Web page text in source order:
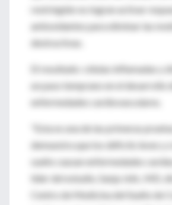
restringido no logran activar
antioxidantes para eliminar las
destructivas.
El resultado: células inflamadas y
un paso temprano en el desarrollo
enfermedades cardiovasculares.
"Esta es una de las primeras
demuestra que los déficits leves y
sueño causan enfermedades
líder del estudio, Sanja Jelic, MD,
Centro de Medicina del Sueño de